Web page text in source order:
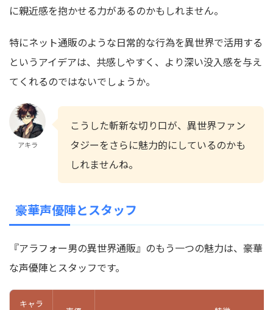
に親近感を抱かせる力があるのかもしれません。
特にネット通販のような日常的な行為を異世界で活用する
というアイデアは、共感しやすく、より深い没入感を与え
てくれるのではないでしょうか。
アキラ
こうした斬新な切り口が、異世界ファン
タジーをさらに魅力的にしているのかも
しれませんね。
豪華声優陣とスタッフ
『アラフォー男の異世界通販』のもう一つの魅力は、豪華
な声優陣とスタッフです。
キャラ